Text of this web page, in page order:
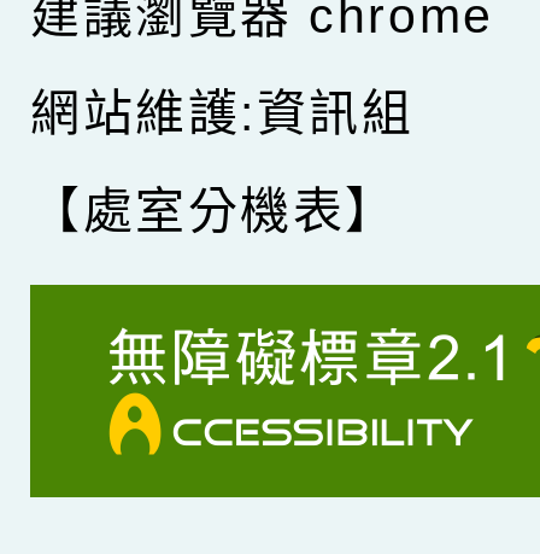
建議瀏覽器 chrome
網站維護:資訊組
【處室分機表】